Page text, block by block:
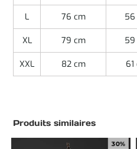
L 76 cm 56
XL 79 cm 59
XXL 82 cm
Produits similaires
30%